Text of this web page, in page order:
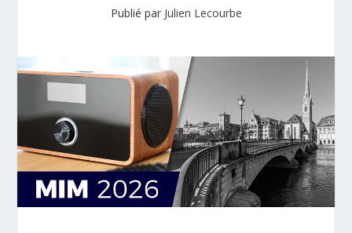
Publié par Julien Lecourbe